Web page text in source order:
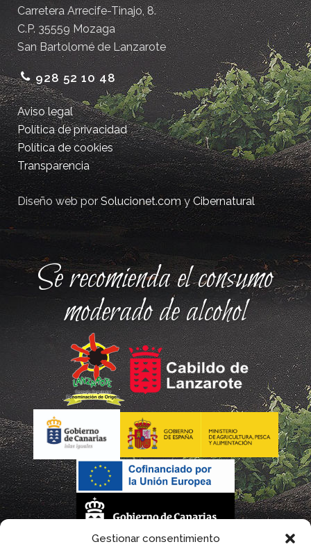
Gestionar consentimiento
Carretera Arrecife-Tinajo, 8.
C.P. 35559 Mozaga
San Bartolomé de Lanzarote
928 52 10 48
Aviso legal
Política de privacidad
Política de cookies
Transparencia
Diseño web porSolucionet.comyCibernatural
Se recomienda el consumo
moderado de alcohol